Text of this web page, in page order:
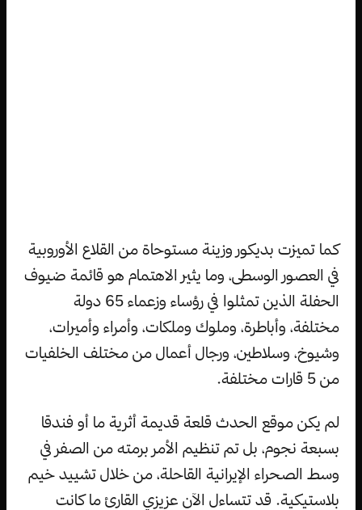
كما تميزت بديكور وزينة مستوحاة من القلاع الأوروبية
في العصور الوسطى، وما يثير الاهتمام هو قائمة ضيوف
الحفلة الذين تمثلوا في رؤساء وزعماء 65 دولة
مختلفة، وأباطرة، وملوك وملكات، وأمراء وأميرات،
وشيوخ، وسلاطين، ورجال أعمال من مختلف الخلفيات
من 5 قارات مختلفة.
لم يكن موقع الحدث قلعة قديمة أثرية ما أو فندقا
بسبعة نجوم، بل تم تنظيم الأمر برمته من الصفر في
وسط الصحراء الإيرانية القاحلة، من خلال تشييد خيم
بلاستيكية. قد تتساءل الآن عزيزي القارئ ما كانت